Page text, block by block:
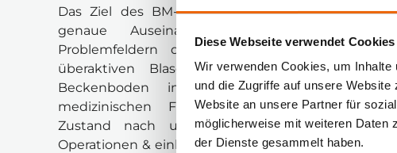
Diese Webseite verwendet Cookies
Wir verwenden Cookies, um
und die Zugriffe auf unsere
Website an unsere Partner für
möglicherweise mit weiteren Daten
der Dienste gesammelt haben.
Das Ziel des BM-Balance Konzepts ist eine
genaue Auseinandersetzung mit den
Problemfeldern der Belastungsinkontinenz,
überaktiven Blase uä.. Zudem wird der
Beckenboden in den unterschiedlichen
medizinischen Fachbereichen, sowie der
Zustand nach uro- und gynäkologischen
Operationen & einhergehenden Beschwerden